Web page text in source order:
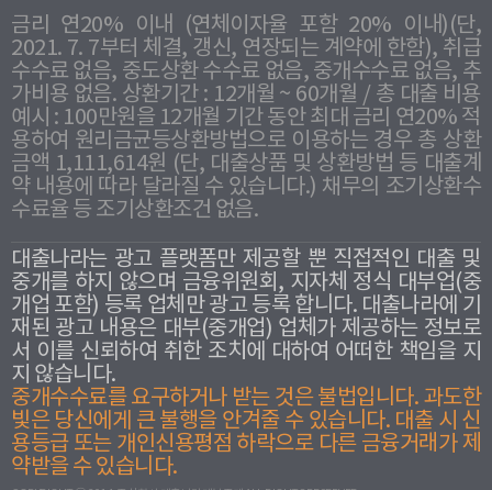
금리 연20% 이내 (연체이자율 포함 20% 이내)(단,
2021. 7. 7부터 체결, 갱신, 연장되는 계약에 한함), 취급
수수료 없음, 중도상환 수수료 없음, 중개수수료 없음, 추
가비용 없음. 상환기간 : 12개월 ~ 60개월 / 총 대출 비용
예시 : 100만원을 12개월 기간 동안 최대 금리 연20% 적
용하여 원리금균등상환방법으로 이용하는 경우 총 상환
금액 1,111,614원 (단, 대출상품 및 상환방법 등 대출계
약 내용에 따라 달라질 수 있습니다.) 채무의 조기상환수
수료율 등 조기상환조건 없음.
대출나라는 광고 플랫폼만 제공할 뿐 직접적인 대출 및
중개를 하지 않으며 금융위원회, 지자체 정식 대부업(중
개업 포함) 등록 업체만 광고 등록 합니다. 대출나라에 기
재된 광고 내용은 대부(중개업) 업체가 제공하는 정보로
서 이를 신뢰하여 취한 조치에 대하여 어떠한 책임을 지
지 않습니다.
중개수수료를 요구하거나 받는 것은 불법입니다. 과도한
빛은 당신에게 큰 불행을 안겨줄 수 있습니다. 대출 시 신
용등급 또는 개인신용평점 하락으로 다른 금융거래가 제
약받을 수 있습니다.